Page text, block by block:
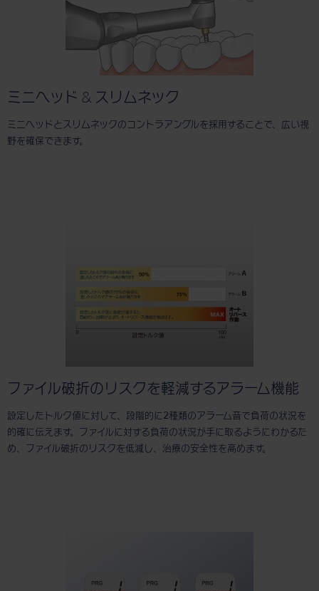
ミニヘッド & スリムネック
ミニヘッドとスリムネックのコントラアングルを採用することで、広い視
野を確保できます。
ファイル破折のリスクを軽減するアラーム機能
設定したトルク値に対して、段階的に2種類のアラーム音で負荷の状況を
的確に伝えます。ファイルに対する負荷の状況が手に取るようにわかるた
め、ファイル破折のリスクを低減し、治療の安全性を高めます。